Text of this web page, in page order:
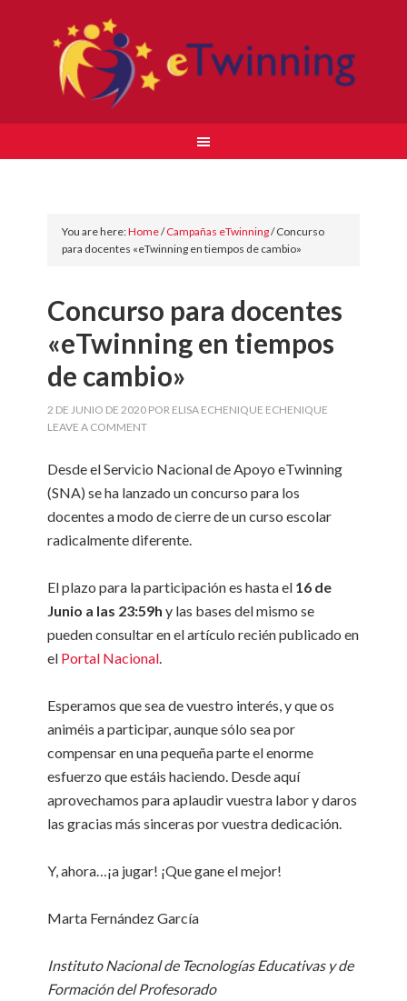
You are here:Home/Campañas eTwinning/Concurso
para docentes «eTwinning en tiempos de cambio»
Concurso para docentes
«eTwinning en tiempos
de cambio»
2 DE JUNIO DE 2020 POR ELISA ECHENIQUE ECHENIQUE
LEAVE A COMMENT
Desde el Servicio Nacional de Apoyo eTwinning
(SNA) se ha lanzado un concurso para los
docentes a modo de cierre de un curso escolar
radicalmente diferente.
El plazo para la participación es hasta el 16 de
Junio a las 23:59h y las bases del mismo se
pueden consultar en el artículo recién publicado en
el Portal Nacional.
Esperamos que sea de vuestro interés, y que os
animéis a participar, aunque sólo sea por
compensar en una pequeña parte el enorme
esfuerzo que estáis haciendo. Desde aquí
aprovechamos para aplaudir vuestra labor y daros
las gracias más sinceras por vuestra dedicación.
Y, ahora…¡a jugar! ¡Que gane el mejor!
Marta Fernández García
Instituto Nacional de Tecnologías Educativas y de
Formación del Profesorado